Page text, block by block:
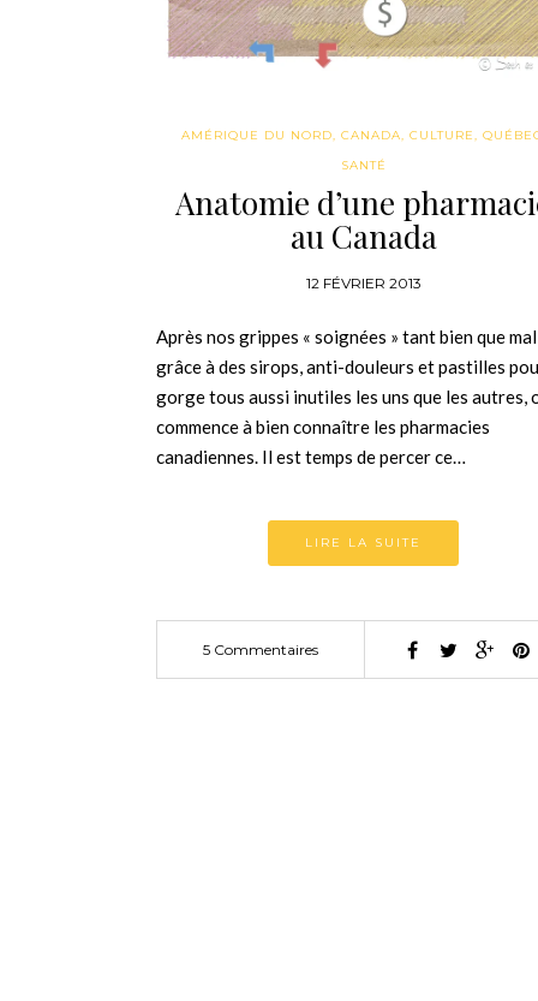
AMÉRIQUE DU NORD, CANADA, CULTURE,
SANTÉ
Anatomie d’une
au Canada
12 FÉVRIER 2013
Après nos grippes « soignées » tant bien que mal
grâce à des sirops, anti-douleurs et pastilles
gorge tous aussi inutiles les uns que les autres,
commence à bien connaître les pharmacies
canadiennes. Il est temps de percer ce…
LIRE LA SUITE
5 Commentaires